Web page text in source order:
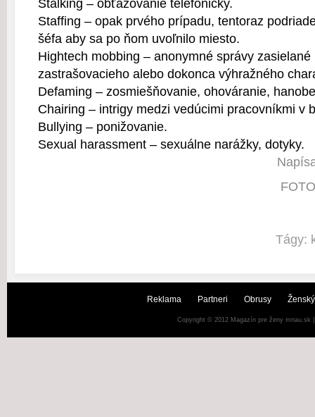
Stalking – obťažovanie telefonicky.
Staffing – opak prvého prípadu, tentoraz
šéfa aby sa po ňom uvoľnilo miesto.
Hightech mobbing – anonymné správy
zastrašovacieho alebo dokonca výhražného
Defaming – zosmiešňovanie, ohováranie,
Chairing – intrigy medzi vedúcimi pracovníkmi v
Bullying – ponižovanie.
Sexual harassment – sexuálne narážky, dotyky.
Tágy:
Reklama Partneri Obrusy
Copyright © 2012 Magazín pre ženy mnau.sk